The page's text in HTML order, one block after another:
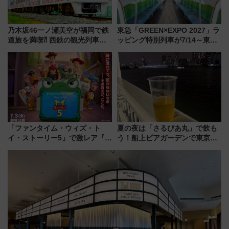
乃木坂46一ノ瀬美空が福岡で鉄
道旅を満喫⁈ 西鉄の観光列車
CHIKUGO」で巡る福岡･太宰
府･柳川の旅！YouTubeが公開
東急「GREEN×EXPO 2027」ラ
ッピング特別列車が7/14～東
ー！ 注目の編成やデザインまと
め
「ファンタイム・ウィズ・ト
イ・ストーリー5」で激レア『ロ
夏の夜は「さるびあ丸」で飲も
う！船上ビアガーデンで東京湾
杯……工場直送生ビールや島グ
ルメが美味い